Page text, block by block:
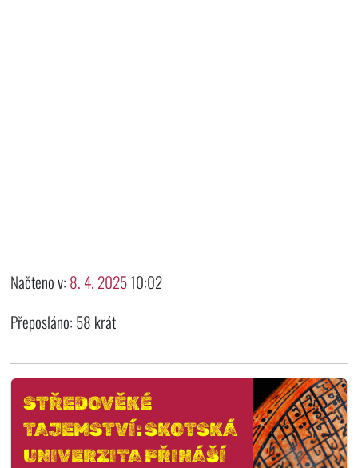
Načteno v: 8. 4. 202510:02
Přeposláno: 58 krát
STŘEDOVĚKÉ
TAJEMSTVÍ: SKOTSKÁ
UNIVERZITA PŘINÁŠÍ